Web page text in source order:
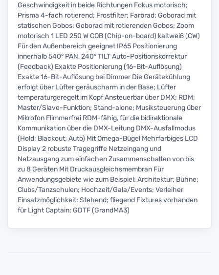
Geschwindigkeit in beide Richtungen Fokus motorisch;
Prisma 4-fach rotierend; Frostfilter; Farbrad; Goborad mit
statischen Gobos; Goborad mit rotierenden Gobos; Zoom
motorisch 1 LED 250 W COB (Chip-on-board) kaltweiß (CW)
Für den Außenbereich geeignet IP65 Positionierung
innerhalb 540° PAN, 240° TILT Auto-Positionskorrektur
(Feedback) Exakte Positionierung (16-Bit-Auflösung)
Exakte 16-Bit-Auflösung bei Dimmer Die Gerätekühlung
erfolgt über Lüfter geräuscharm in der Base; Lüfter
temperaturgeregelt im Kopf Ansteuerbar über DMX; RDM;
Master/Slave-Funktion; Stand-alone; Musiksteuerung über
Mikrofon Flimmerfrei RDM-fähig, für die bidirektionale
Kommunikation über die DMX-Leitung DMX-Ausfallmodus
(Hold; Blackout; Auto) Mit Omega-Bügel Mehrfarbiges LCD
Display 2 robuste Tragegriffe Netzeingang und
Netzausgang zum einfachen Zusammenschalten von bis
zu 8 Geräten Mit Druckausgleichsmembran Für
Anwendungsgebiete wie zum Beispiel: Architektur; Bühne;
Clubs/Tanzschulen; Hochzeit/Gala/Events; Verleiher
Einsatzmöglichkeit: Stehend; fliegend Fixtures vorhanden
für Light Captain; GDTF (GrandMA3)